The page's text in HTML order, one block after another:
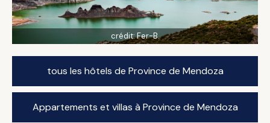
crédit:Fer-B.
tous les hôtels de Province de Mendoza
Appartements et villas à Province de Mendoza